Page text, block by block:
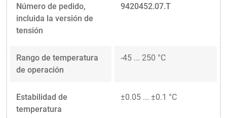
Número de pedido,
incluida la versión de
tensión
9420452.07.T
Rango de temperatura
de operación
-45 ... 250 °C
Estabilidad de
temperatura
±0.05 ... ±0.1 °C